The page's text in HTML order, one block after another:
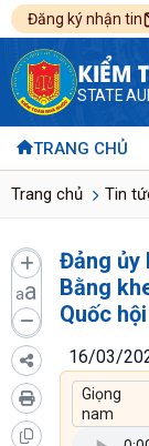
Đăng ký nhận tin
KIỂM
STATE
TRANG CHỦ
Trang chủ Tin
aa
Đảng ủy
Bằng
Quốc hội
16/03/